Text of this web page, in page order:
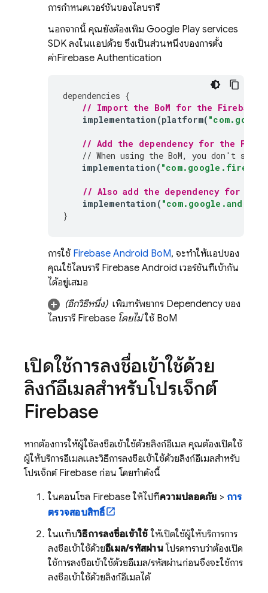
การกำหนดเวอร์ชันของไลบรารี
นอกจากนี้ คุณยังต้องเพิ่ม Google Play services
SDK ลงในแอปด้วย ซึ่งเป็นส่วนหนึ่งของการตั้ง
ค่าFirebase Authentication
dependencies {
// Import the BoM for the Firebase
implementation (platform(
// Add the dependency for the
// When using the BoM, you don't
implementation (
// Also add the dependency for
implementation (
}
การใช้ Firebase Android BoM, จะทำให้แอปของ
คุณใช้ไลบรารี Firebase Android เวอร์ชันที่เข้ากัน
ได้อยู่เสมอ
(อีกวิธีหนึ่ง)เพิ่มทรัพยากร Dependency ของ
ไลบรารี Firebase โดยไม่ใช้ BoM
เปิดใช้การลงชื่อเข้าใช้ด้วย
ลิงก์อีเมลสำหรับโปรเจ็กต์
Firebase
หากต้องการให้ผู้ใช้ลงชื่อเข้าใช้ด้วยลิงก์อีเมล คุณต้องเปิดใช้
ผู้ให้บริการอีเมลและวิธีการลงชื่อเข้าใช้ด้วยลิงก์อีเมลสำหรับ
โปรเจ็กต์ Firebase ก่อน โดยทำดังนี้
ในคอนโซล Firebase ให้ไปที่ความปลอดภัย > การ
ตรวจสอบสิทธิ์
ในแท็บวิธีการลงชื่อเข้าใช้ ให้เปิดใช้ผู้ให้บริการการ
ลงชื่อเข้าใช้ด้วยอีเมล/รหัสผ่านโปรดทราบว่าต้องเปิด
ใช้การลงชื่อเข้าใช้ด้วยอีเมล/รหัสผ่านก่อนจึงจะใช้การ
ลงชื่อเข้าใช้ด้วยลิงก์อีเมลได้